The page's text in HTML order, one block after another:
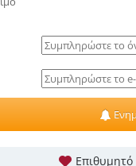
Επιθυμητό